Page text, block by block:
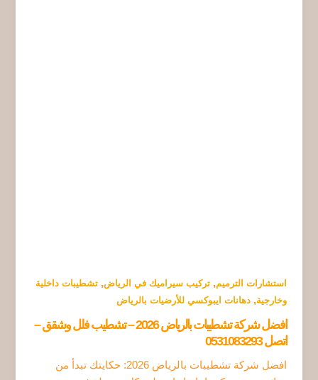
استشارات الترميم,تركيب سيراميك في الرياض,تشطيبات داخلية
وخارجية,دهانات ايبوكسي للأرضيات بالرياض
افضل شركة تشطيبات بالرياض 2026 – تشطيب فلل وشقق –
اتصل 0531083293
افضل شركة تشطيبات بالرياض 2026: حكايتك تبدأ من